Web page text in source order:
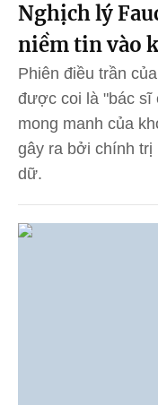
Nghịch lý
niềm tin vào
Phiên điều trần
được coi là "bác sĩ
mong manh của
gây ra bởi chính trị
dữ.